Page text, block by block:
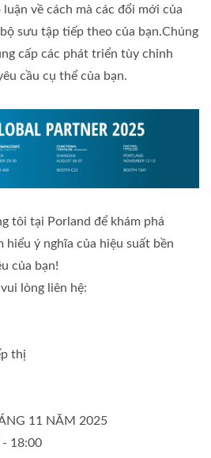
về cách mà các đổi mới của
sưu tập tiếp theo của bạn.Chúng
cấp các phát triển tùy chỉnh
cầu cụ thể của bạn.
tôi tại Porland để khám phá
ý nghĩa của hiệu suất bền
của bạn!
lòng liên hệ:
thị
11 NĂM 2025
- 18:00